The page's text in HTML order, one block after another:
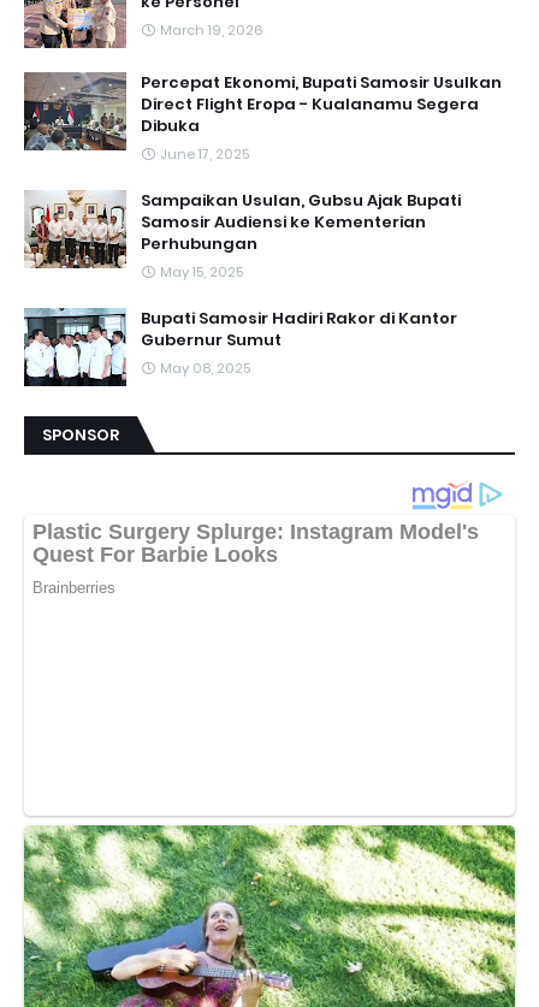
March 19, 2026
Percepat Ekonomi, Bupati Samosir Usulkan
Direct Flight Eropa - Kualanamu Segera
Dibuka
June 17, 2025
Sampaikan Usulan, Gubsu Ajak Bupati
Samosir Audiensi ke Kementerian
Perhubungan
May 15, 2025
Bupati Samosir Hadiri Rakor di Kantor
Gubernur Sumut
May 08, 2025
SPONSOR